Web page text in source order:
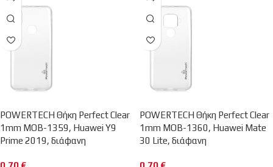
POWERTECH Θήκη Perfect Clear
1mm MOB-1359, Huawei Y9
Prime 2019, διάφανη
POWERTECH Θήκη Perfect Clear
1mm MOB-1360, Huawei Mate
30 Lite, διάφανη